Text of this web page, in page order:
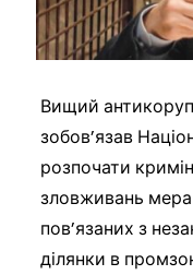
Вищий
зобов’язав
розпочати
зловживань
пов’язаних з
ділянки в